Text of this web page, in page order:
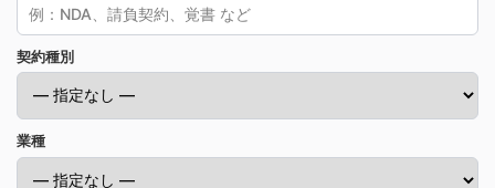
契約種別
業種